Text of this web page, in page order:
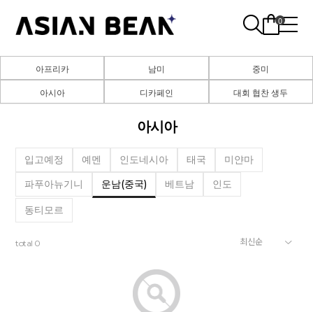
0
아프리카 남미
중미
아시아
디카페인 대회 협찬 생두
아시아
입고예정 예멘 인도네시아 태국
미얀마
파푸아뉴기니
운남(중국) 베트남 인도
동티모르
total 0